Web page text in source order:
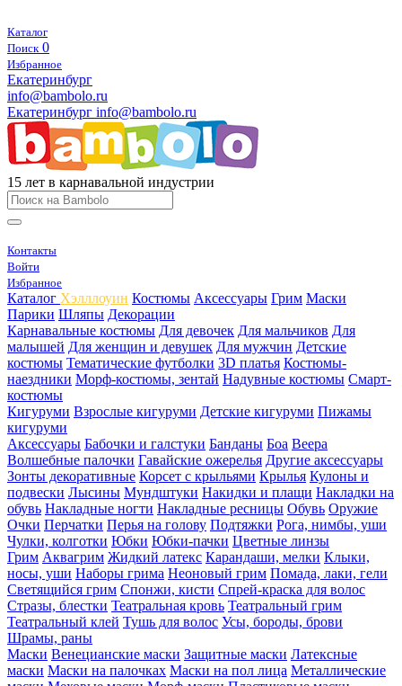
Каталог
Поиск 0
Избранное
Екатеринбург
info@bambolo.ru
Екатеринбург info@bambolo.ru
15 лет в карнавальной индустрии
Контакты
Войти
Избранное
Каталог Хэлллоуин Костюмы Аксессуары Грим Маски
Парики Шляпы Декорации
Карнавальные костюмы Для девочек Для мальчиков Для
малышей Для женщин и девушек Для мужчин Детские
костюмы Тематические футболки 3D платья Костюмы-
наездники Морф-костюмы, зентай Надувные костюмы Смарт-
костюмы
Кигуруми Взрослые кигуруми Детские кигуруми Пижамы
кигуруми
Аксессуары Бабочки и галстуки Банданы Боа Веера
Волшебные палочки Гавайские ожерелья Другие аксессуары
Зонты декоративные Корсет с крыльями Крылья Кулоны и
подвески Лысины Мундштуки Накидки и плащи Накладки на
обувь Накладные ногти Накладные ресницы Обувь Оружие
Очки Перчатки Перья на голову Подтяжки Рога, нимбы, уши
Чулки, колготки Юбки Юбки-пачки Цветные линзы
Грим Аквагрим Жидкий латекс Карандаши, мелки Клыки,
носы, уши Наборы грима Неоновый грим Помада, лаки, гели
Светящийся грим Спонжи, кисти Спрей-краска для волос
Стразы, блестки Театральная кровь Театральный грим
Театральный клей Тушь для волос Усы, бороды, брови
Шрамы, раны
Маски Венецианские маски Защитные маски Латексные
маски Маски на палочках Маски на пол лица Металлические